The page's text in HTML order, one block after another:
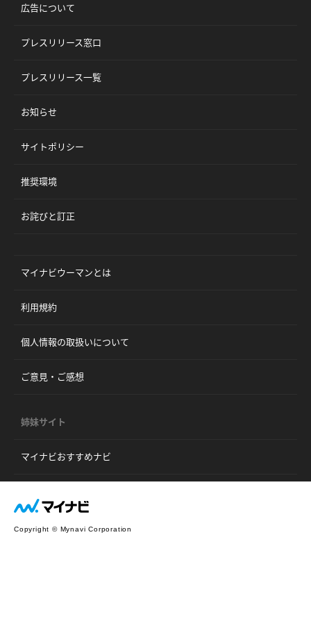
広告について
プレスリリース窓口
プレスリリース一覧
お知らせ
サイトポリシー
推奨環境
お詫びと訂正
マイナビウーマンとは
利用規約
個人情報の取扱いについて
ご意見・ご感想
姉妹サイト
マイナビおすすめナビ
Copyright © Mynavi Corporation